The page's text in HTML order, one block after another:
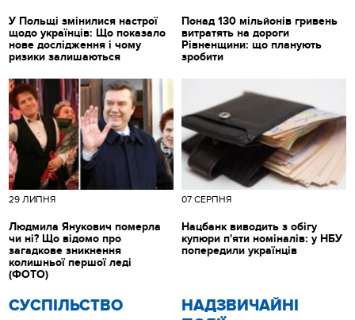
У Польщі змінилися настрої
щодо українців: Що показало
нове дослідження і чому
ризики залишаються
Понад 130 мільйонів гривень
витратять на дороги
Рівненщини: що планують
зробити
CУСПІЛЬСТВО
НАДЗВИЧАЙНІ
29 ЛИПНЯ
Людмила Янукович померла
чи ні? Що відомо про
загадкове зникнення
колишньої першої леді
(ФОТО)
07 СЕРПНЯ
Нацбанк виводить з обігу
купюри п'яти номіналів: у НБУ
попередили українців